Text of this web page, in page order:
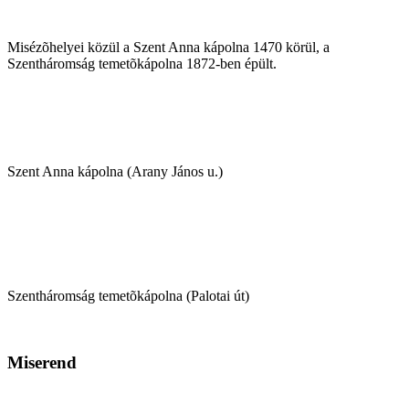
Misézõhelyei közül a Szent Anna kápolna 1470 körül, a
Szentháromság temetõkápolna 1872-ben épült.
Szent Anna kápolna (Arany János u.)
Szentháromság temetõkápolna (Palotai út)
Miserend